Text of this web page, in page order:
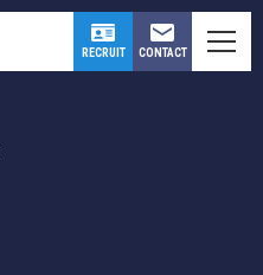
RECRUIT CONTACT